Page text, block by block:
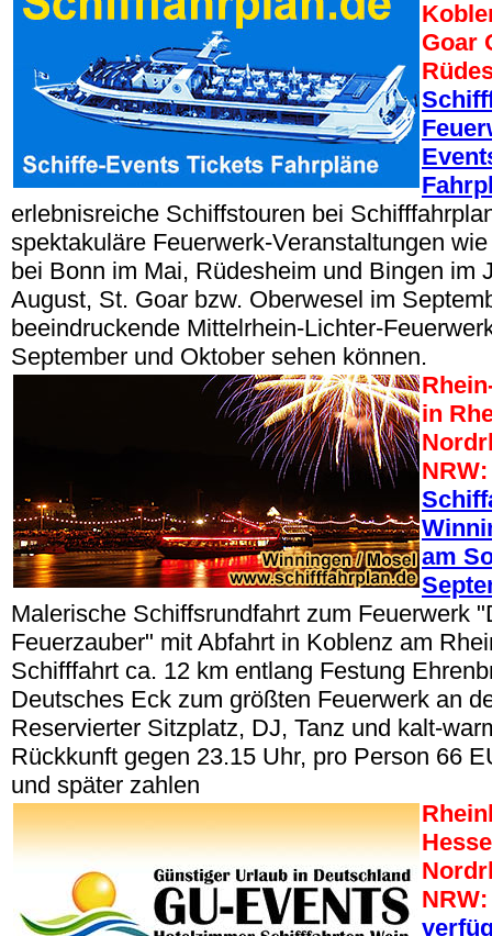
Goar
erlebnisreiche Schiffstouren bei
spektakuläre Feuerwerk-Veranstaltungen
bei Bonn im Mai, Rüdesheim und Bingen im
August, St. Goar bzw. Oberwesel im
beeindruckende Mittelrhein-Lichter-
September und Oktober sehen können.
in
NRW:
am
Malerische Schiffsrundfahrt zum Feuerwerk
Feuerzauber" mit Abfahrt in Koblenz am
Schifffahrt ca. 12 km entlang Festung
Deutsches Eck zum größten Feuerwerk an
Reservierter Sitzplatz, DJ, Tanz und kalt-
Rückkunft gegen 23.15 Uhr, pro Person 66
und später zahlen
NRW: